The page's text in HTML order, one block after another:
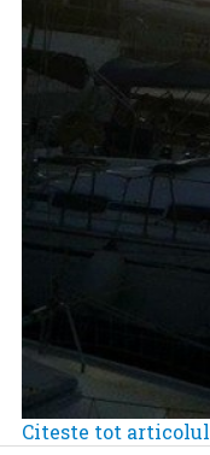
Citeste tot articolul